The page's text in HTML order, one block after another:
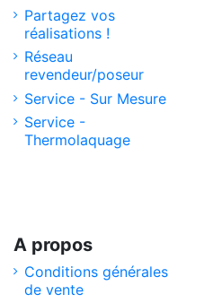
Partagez vos
réalisations !
Réseau
revendeur/poseur
Service - Sur Mesure
Service -
Thermolaquage
A propos
Conditions générales
de vente